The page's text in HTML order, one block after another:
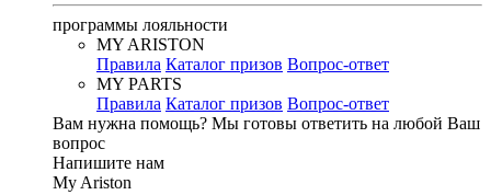
программы лояльности
MY ARISTON
Правила Каталог призов Вопрос-ответ
MY PARTS
Правила Каталог призов Вопрос-ответ
Вам нужна помощь? Мы готовы ответить на любой Ваш
вопрос
Напишите нам
My Ariston